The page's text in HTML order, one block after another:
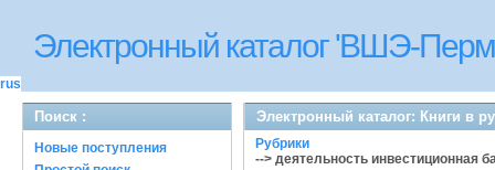
Электронный каталог 'ВШЭ-
rus
Поиск :
Новые поступления
Электронный каталог: Книги в
Рубрики
--> деятельность инвестиционная